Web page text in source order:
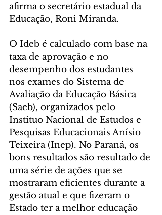
afirma o secretário estadual da
Educação, Roni Miranda.
O Ideb é calculado com base na
taxa de aprovação e no
desempenho dos estudantes
nos exames do Sistema de
Avaliação da Educação Básica
(Saeb), organizados pelo
Instituo Nacional de Estudos e
Pesquisas Educacionais Anísio
Teixeira (Inep). No Paraná, os
bons resultados são resultado de
uma série de ações que se
mostraram eficientes durante a
gestão atual e que fizeram o
Estado ter a melhor educação